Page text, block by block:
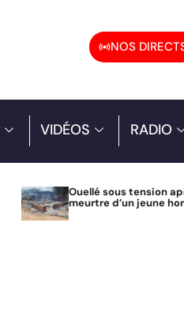
NOS
VIDÉOS RADIO
Ouellé sous tension
meurtre d’un jeune